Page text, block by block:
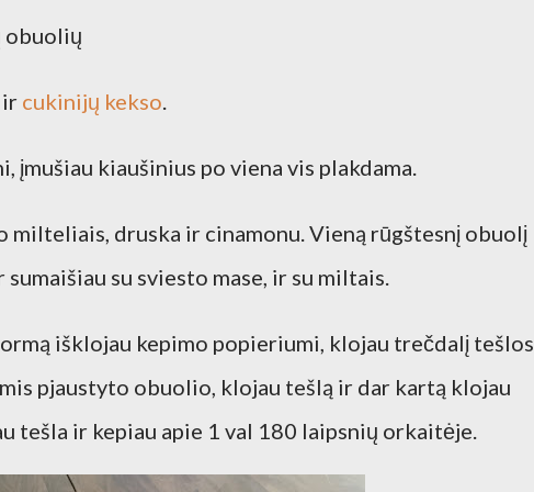
obuolių
ir cukinijų kekso.
įmušiau kiaušinius po viena vis plakdama.
milteliais, druska ir cinamonu. Vieną rūgštesnį obuolį
su sviesto mase, ir su miltais.
išklojau kepimo popieriumi, klojau trečdalį
pjaustyto obuolio, klojau tešlą ir dar kartą klojau
tešla ir kepiau apie 1 val 180 laipsnių orkaitėje.